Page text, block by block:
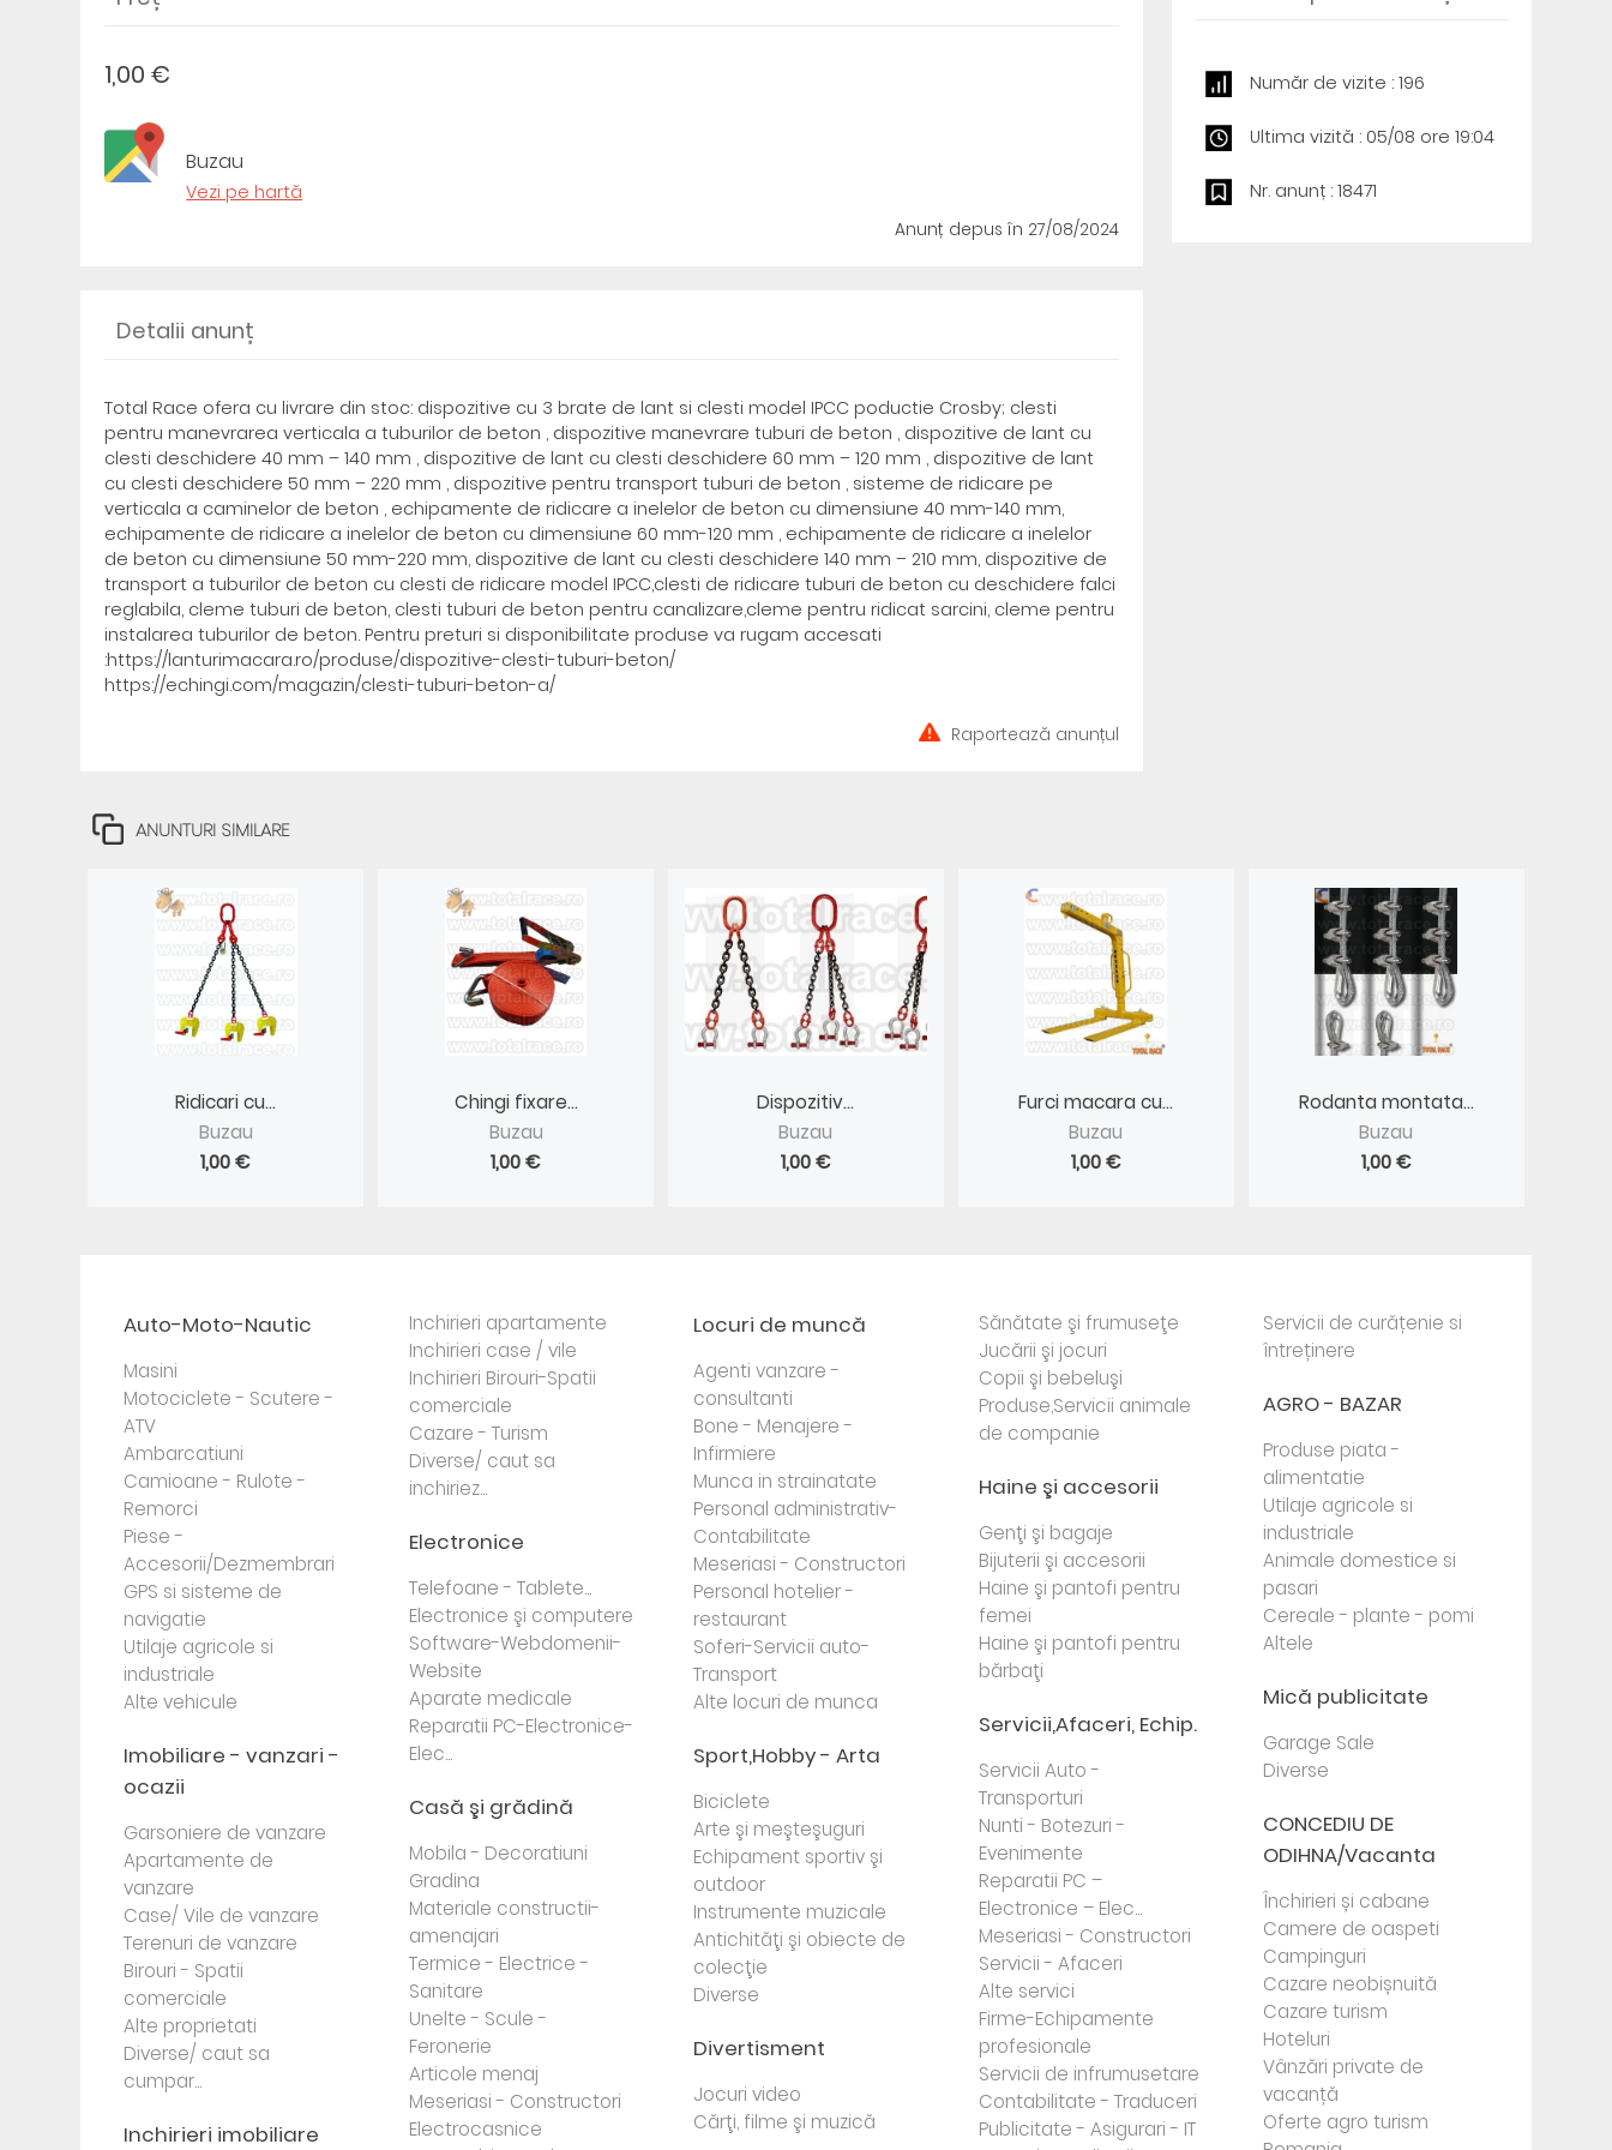
1,00 €
Buzau
Vezi pe hartă
Anunț depus în 27/08/2024
Detalii anunț
Total Race ofera cu livrare din stoc: dispozitive cu 3 brate de lant si clesti model IPCC poductie Crosby; clesti
pentru manevrarea verticala a tuburilor de beton , dispozitive manevrare tuburi de beton , dispozitive de lant cu
clesti deschidere 40 mm – 140 mm , dispozitive de lant cu clesti deschidere 60 mm – 120 mm , dispozitive de lant
cu clesti deschidere 50 mm – 220 mm , dispozitive pentru transport tuburi de beton , sisteme de ridicare pe
verticala a caminelor de beton , echipamente de ridicare a inelelor de beton cu dimensiune 40 mm-140 mm,
echipamente de ridicare a inelelor de beton cu dimensiune 60 mm-120 mm , echipamente de ridicare a inelelor
de beton cu dimensiune 50 mm-220 mm, dispozitive de lant cu clesti deschidere 140 mm – 210 mm, dispozitive de
transport a tuburilor de beton cu clesti de ridicare model IPCC,clesti de ridicare tuburi de beton cu deschidere falci
reglabila, cleme tuburi de beton, clesti tuburi de beton pentru canalizare,cleme pentru ridicat sarcini, cleme pentru
instalarea tuburilor de beton. Pentru preturi si disponibilitate produse va rugam accesati
:https://lanturimacara.ro/produse/dispozitive-clesti-tuburi-beton/
https://echingi.com/magazin/clesti-tuburi-beton-a/
Raportează anunțul
Număr de vizite : 196
Ultima vizită : 05/08 ore 19:04
Nr. anunț : 18471
ANUNTURI SIMILARE
Ridicari cu...
Buzau
1,00 €
Chingi fixare...
Buzau
1,00 €
Dispozitiv...
Buzau
1,00 €
Furci macara cu...
Buzau
1,00 €
Rodanta montata...
Buzau
1,00 €
Auto-Moto-Nautic
Masini
Motociclete - Scutere -
ATV
Ambarcatiuni
Camioane - Rulote -
Remorci
Piese -
Accesorii/Dezmembrari
GPS si sisteme de
navigatie
Utilaje agricole si
industriale
Alte vehicule
Imobiliare - vanzari -
ocazii
Garsoniere de vanzare
Apartamente de
vanzare
Case/ Vile de vanzare
Terenuri de vanzare
Birouri - Spatii
comerciale
Alte proprietati
Diverse/ caut sa
cumpar...
Inchirieri imobiliare
Inchirieri apartamente
Inchirieri case / vile
Inchirieri Birouri-Spatii
comerciale
Cazare - Turism
Diverse/ caut sa
inchiriez...
Electronice
Telefoane - Tablete...
Electronice şi computere
Software-Webdomenii-
Website
Aparate medicale
Reparatii PC-Electronice-
Elec...
Casă şi grădină
Mobila - Decoratiuni
Gradina
Materiale constructii-
amenajari
Termice - Electrice -
Sanitare
Unelte - Scule -
Feronerie
Articole menaj
Meseriasi - Constructori
Electrocasnice
Locuri de muncă
Agenti vanzare -
consultanti
Bone - Menajere -
Infirmiere
Munca in strainatate
Personal administrativ-
Contabilitate
Meseriasi - Constructori
Personal hotelier -
restaurant
Soferi-Servicii auto-
Transport
Alte locuri de munca
Sport,Hobby - Arta
Biciclete
Arte şi meşteşuguri
Echipament sportiv şi
outdoor
Instrumente muzicale
Antichităţi şi obiecte de
colecţie
Diverse
Divertisment
Jocuri video
Cărţi, filme şi muzică
Sănătate şi frumuseţe
Jucării şi jocuri
Copii şi bebeluşi
Produse,Servicii animale
de companie
Haine şi accesorii
Genţi şi bagaje
Bijuterii şi accesorii
Haine şi pantofi pentru
femei
Haine şi pantofi pentru
bărbaţi
Servicii,Afaceri, Echip.
Servicii Auto -
Transporturi
Nunti - Botezuri -
Evenimente
Reparatii PC –
Electronice – Elec...
Meseriasi - Constructori
Servicii - Afaceri
Alte servici
Firme-Echipamente
profesionale
Servicii de infrumusetare
Contabilitate - Traduceri
Publicitate - Asigurari - IT
Servicii de curățenie si
întreținere
AGRO - BAZAR
Produse piata -
alimentatie
Utilaje agricole si
industriale
Animale domestice si
pasari
Cereale - plante - pomi
Altele
Mică publicitate
Garage Sale
Diverse
CONCEDIU DE
ODIHNA/Vacanta
Închirieri și cabane
Camere de oaspeti
Campinguri
Cazare neobișnuită
Cazare turism
Hoteluri
Vânzări private de
vacanță
Oferte agro turism